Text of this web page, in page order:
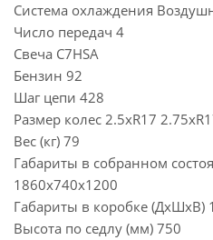
Система охлаждения
Число передач 4
Свеча C7HSA
Бензин 92
Шаг цепи 428
Размер колес 2.5хR17
Вес (кг) 79
Габариты в собранном
1860x740x1200
Габариты в коробке (ДхШхВ)
Высота по седлу (мм) 750